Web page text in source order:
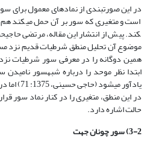
در این صورت­بندی از نمادهای معمول برای
کند. پیش از انتشار این مقاله، مرتضی
موضوع آن تحلیل منطق شرطیات قدیم نزد
همین دوگانه را در معرفی سور شرطیات
ابتدا نظر موحد را درباره شبه­سور
یادآور
در این منطق، متغیری را در کنار نماد سور
حالت اشاره دارد.
3-2) سور چونان جهت